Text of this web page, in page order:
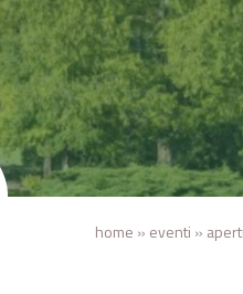
home » eventi »